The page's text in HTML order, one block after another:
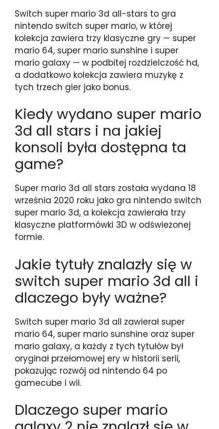
Switch super mario 3d all-stars to gra
nintendo switch super mario, w której
kolekcja zawiera trzy klasyczne gry — super
mario 64, super mario sunshine i super
mario galaxy — w podbitej rozdzielczość hd,
a dodatkowo kolekcja zawiera muzykę z
tych trzech gier jako bonus.
Kiedy wydano super mario
3d all stars i na jakiej
konsoli była dostępna ta
game?
Super mario 3d all stars została wydana 18
września 2020 roku jako gra nintendo switch
super mario 3d, a kolekcja zawierała trzy
klasyczne platformówki 3D w odświeżonej
formie.
Jakie tytuły znalazły się w
switch super mario 3d all i
dlaczego były ważne?
Switch super mario 3d all zawierał super
mario 64, super mario sunshine oraz super
mario galaxy, a każdy z tych tytułów był
oryginał przełomowej ery w historii serii,
pokazując rozwój od nintendo 64 po
gamecube i wii.
Dlaczego super mario